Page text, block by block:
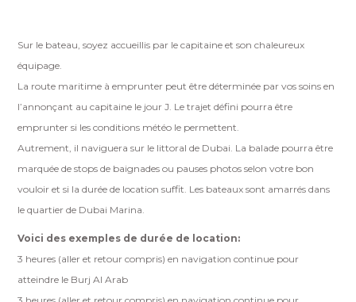
Sur le bateau, soyez accueillis par le capitaine et son chaleureux
équipage.
La route maritime à emprunter peut être déterminée par vos soins en
l’annonçant au capitaine le jour J. Le trajet défini pourra être
emprunter si les conditions météo le permettent.
Autrement, il naviguera sur le littoral de Dubai. La balade pourra être
marquée de stops de baignades ou pauses photos selon votre bon
vouloir et si la durée de location suffit. Les bateaux sont amarrés dans
le quartier de Dubai Marina.
Voici des exemples de durée de location:
3 heures (aller et retour compris) en navigation continue pour
atteindre le Burj Al Arab